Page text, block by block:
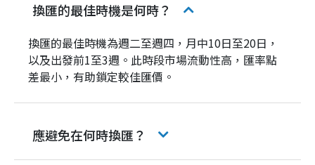
換匯的最佳時機是何時？
換匯的最佳時機為週二至週四，月中10日至20日，
以及出發前1至3週。此時段市場流動性高，匯率點
差最小，有助鎖定較佳匯價。
應避免在何時換匯？